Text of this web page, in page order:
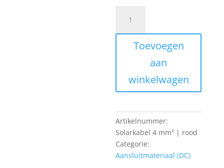
mm²
Toevoegen
aan
winkelwagen
Artikelnummer:
Solarkabel 4 mm² | rood
Categorie:
Aansluitmateriaal (DC)